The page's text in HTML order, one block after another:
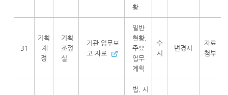
황
31
기획
·재
정
기획
조정
실
기관 업무보
고 자료
일반
현황,
주요
업무
계획
수
시
변경시
자료
첨부
법, 시